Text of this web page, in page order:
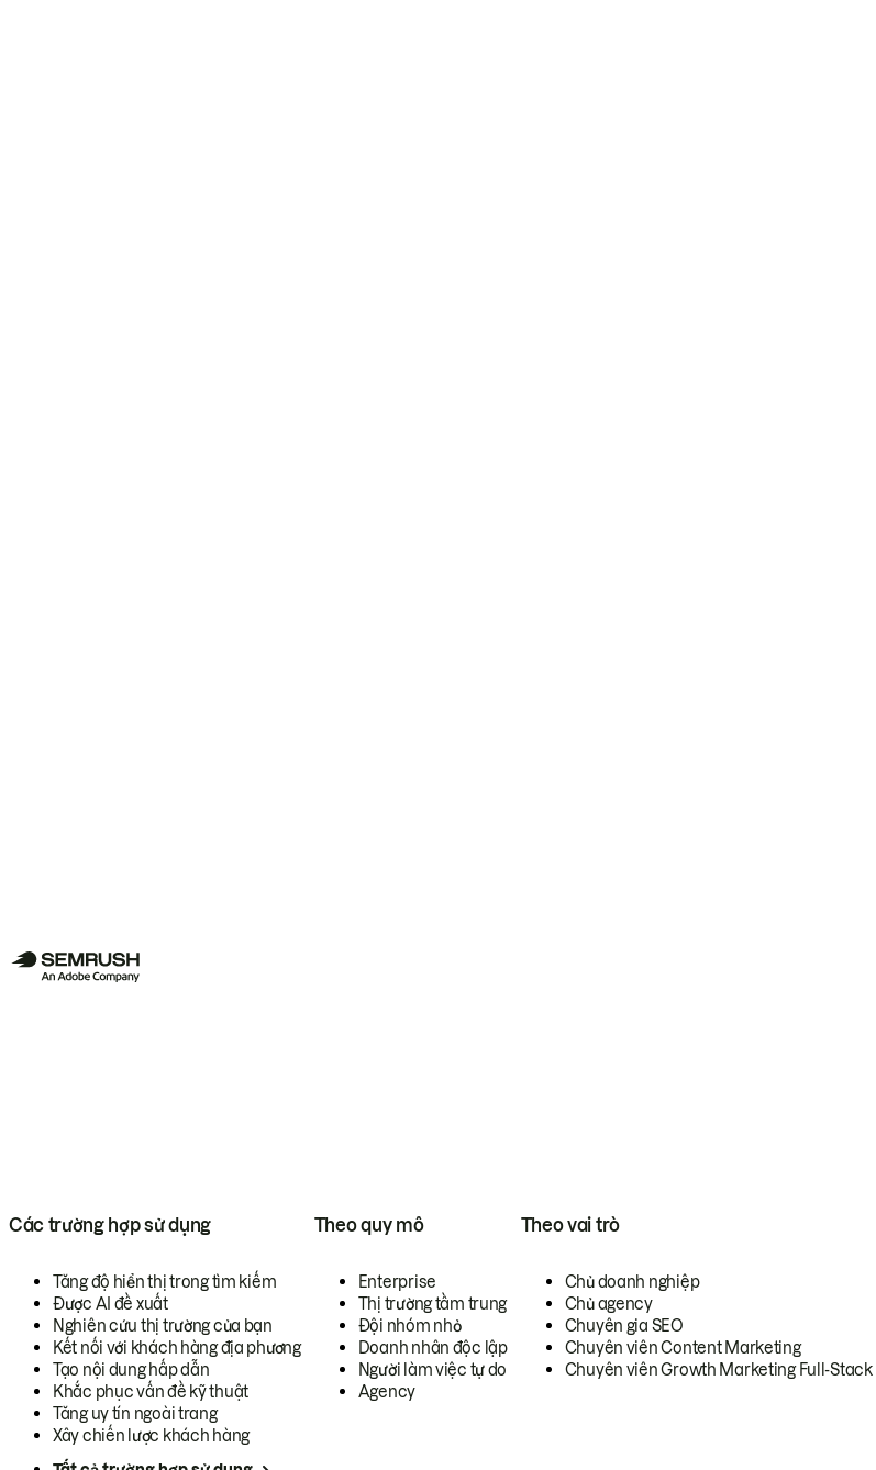
Các trường hợp sử dụng
Tăng độ hiển thị trong tìm kiếm
Được AI đề xuất
Nghiên cứu thị trường của bạn
Kết nối với khách hàng địa phương
Tạo nội dung hấp dẫn
Khắc phục vấn đề kỹ thuật
Tăng uy tín ngoài trang
Xây chiến lược khách hàng
Theo quy mô
Enterprise
Thị trường tầm trung
Đội nhóm nhỏ
Doanh nhân độc lập
Người làm việc tự do
Agency
Theo vai trò
Chủ doanh nghiệp
Chủ agency
Chuyên gia SEO
Chuyên viên Content Marketing
Chuyên viên Growth Marketing Full-Stack